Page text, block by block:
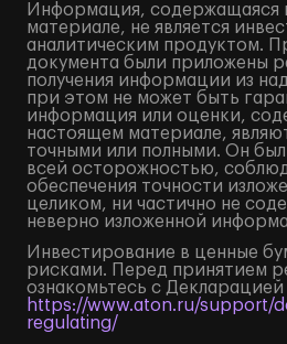
Информация, содержащаяся
материале, не является
аналитическим продуктом.
документа были приложены
получения информации из
при этом не может быть
информация или оценки,
настоящем материале,
точными или полными. Он
всей осторожностью,
обеспечения точности
целиком, ни частично не
неверно изложенной
Инвестирование в ценные
рисками. Перед принятием
ознакомьтесь с Декларацией
https://www.aton.ru/support/
regulating/